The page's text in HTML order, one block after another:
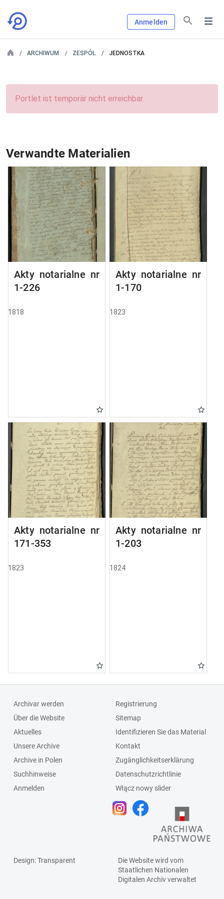
Anmelden
ARCHIWUM ZESPÓŁ JEDNOSTKA
Portlet ist temporär nicht erreichbar.
Verwandte Materialien
Akty notarialne nr
1-226
1818
Akty notarialne nr
1-170
1823
Akty notarialne nr
171-353
1823
Akty notarialne nr
1-203
1824
Archivar werden
Über die Website
Aktuelles
Unsere Archive
Archive in Polen
Suchhinweise
Anmelden
Registrierung
Sitemap
Identifizieren Sie das Material
Kontakt
Zugänglichkeitserklärung
Datenschutzrichtlinie
Włącz nowy slider
Design: Transparent
Die Website wird vom
Staatlichen Nationalen
Digitalen Archivverwaltet